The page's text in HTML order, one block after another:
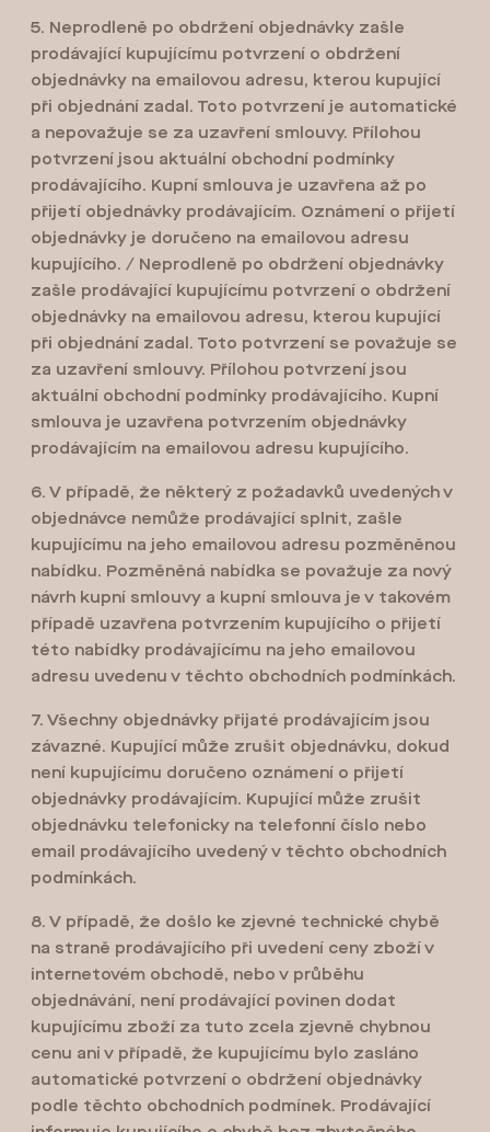
5. Neprodleně po obdržení objednávky zašle
prodávající kupujícímu potvrzení o obdržení
objednávky na emailovou adresu, kterou kupující
při objednání zadal. Toto potvrzení je automatické
a nepovažuje se za uzavření smlouvy. Přílohou
potvrzení jsou aktuální obchodní podmínky
prodávajícího. Kupní smlouva je uzavřena až po
přijetí objednávky prodávajícím. Oznámení o přijetí
objednávky je doručeno na emailovou adresu
kupujícího. / Neprodleně po obdržení objednávky
zašle prodávající kupujícímu potvrzení o obdržení
objednávky na emailovou adresu, kterou kupující
při objednání zadal. Toto potvrzení se považuje se
za uzavření smlouvy. Přílohou potvrzení jsou
aktuální obchodní podmínky prodávajícího. Kupní
smlouva je uzavřena potvrzením objednávky
prodávajícím na emailovou adresu kupujícího.
6. V případě, že některý z požadavků uvedených v
objednávce nemůže prodávající splnit, zašle
kupujícímu na jeho emailovou adresu pozměněnou
nabídku. Pozměněná nabídka se považuje za nový
návrh kupní smlouvy a kupní smlouva je v takovém
případě uzavřena potvrzením kupujícího o přijetí
této nabídky prodávajícímu na jeho emailovou
adresu uvedenu v těchto obchodních podmínkách.
7. Všechny objednávky přijaté prodávajícím jsou
závazné. Kupující může zrušit objednávku, dokud
není kupujícímu doručeno oznámení o přijetí
objednávky prodávajícím. Kupující může zrušit
objednávku telefonicky na telefonní číslo nebo
email prodávajícího uvedený v těchto obchodních
podmínkách.
8. V případě, že došlo ke zjevné technické chybě
na straně prodávajícího při uvedení ceny zboží v
internetovém obchodě, nebo v průběhu
objednávání, není prodávající povinen dodat
kupujícímu zboží za tuto zcela zjevně chybnou
cenu ani v případě, že kupujícímu bylo zasláno
automatické potvrzení o obdržení objednávky
podle těchto obchodních podmínek. Prodávající